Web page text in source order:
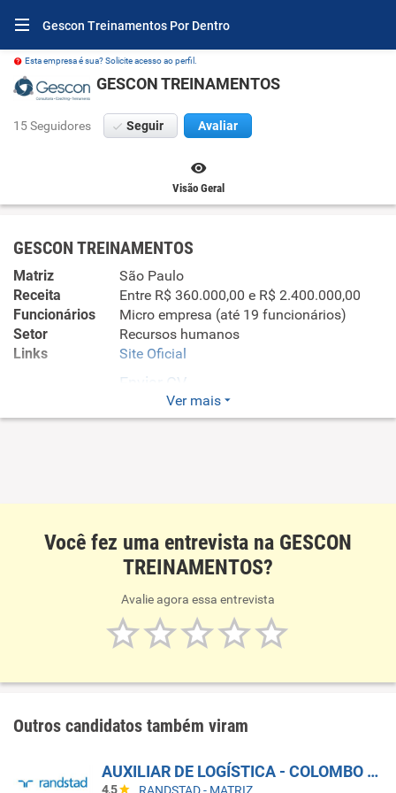
Gescon Treinamentos Por Dentro
Esta empresa é sua? Solicite acesso ao perfil.
GESCON TREINAMENTOS
15 Seguidores Seguir Avaliar
Visão Geral
GESCON TREINAMENTOS
Matriz
São Paulo
Receita
Entre R$ 360.000,00 e R$ 2.400.000,00
Funcionários
Micro empresa (até 19 funcionários)
Setor
Recursos humanos
Links
Site Oficial
Enviar CV
Tecnologia e Treinamentos para o Desenvolvimento
Ver mais
Você fez uma entrevista na GESCON
TREINAMENTOS?
Avalie agora essa entrevista
Outros candidatos também viram
AUXILIAR DE LOGÍSTICA - COLOMBO - PR
4,5 RANDSTAD - MATRIZ